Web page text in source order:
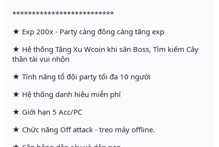
**************************
★ Exp 200x - Party càng đông càng tăng exp
★ Hệ thống Tặng Xu Wcoin khi săn Boss, Tìm kiếm Cây
thần tài vui nhộn
★ Tính năng tổ đội party tối đa 10 người
★ Hệ thống danh hiệu miễn phí
★ Giới hạn 5 Acc/PC
★ Chức năng Off attack - treo máy offline.